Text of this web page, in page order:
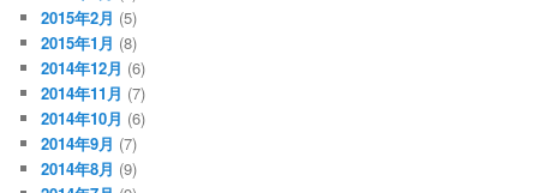
2015年2月 (5)
2015年1月 (8)
2014年12月 (6)
2014年11月 (7)
2014年10月 (6)
2014年9月 (7)
2014年8月 (9)